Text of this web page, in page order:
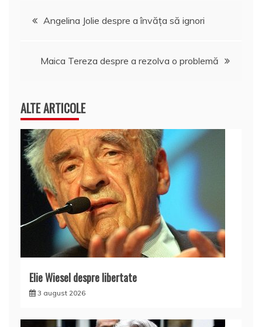
Navigare
Angelina Jolie despre a învăța să ignori
Maica Tereza despre a rezolva o problemă
ALTE ARTICOLE
Elie Wiesel despre libertate
3 august 2026